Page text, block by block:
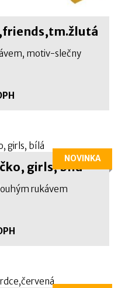
motiv-slečny
girls, bílá
rukávem
NOVINKA